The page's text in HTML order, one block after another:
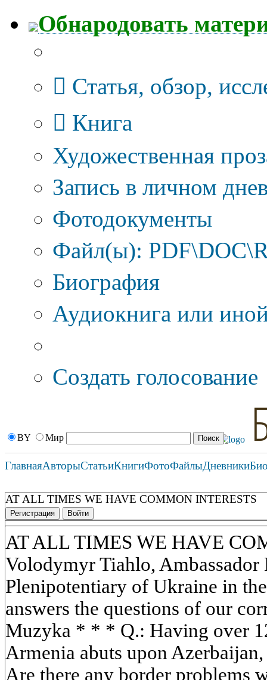
Обнародовать
Статья, обзор,
Книга
Художественная
Запись в личном
Фотодокументы
Файл(ы):
Биография
Аудиокнига или
Создать голосование
BY Мир
ГлавнаяАвторыСтатьиКнигиФотоФайлыДневники
AT ALL TIMES WE HAVE COMMON INTERESTS
Регистрация Войти
AT ALL TIMES WE HAVE
Volodymyr Tiahlo, Ambassador
Plenipotentiary of Ukraine in
answers the questions of our
Muzyka * * * Q.: Having over
Armenia abuts upon
Are there any border problems